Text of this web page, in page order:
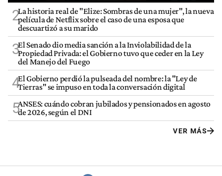
2La historia real de "Elize: Sombras de una mujer", la nueva
película de Netflix sobre el caso de una esposa que
descuartizó a su marido
3El Senado dio media sanción a la Inviolabilidad de la
Propiedad Privada: el Gobierno tuvo que ceder en la Ley
del Manejo del Fuego
4El Gobierno perdió la pulseada del nombre: la "Ley de
Tierras" se impuso en toda la conversación digital
5ANSES: cuándo cobran jubilados y pensionados en agosto
de 2026, según el DNI
VER MÁS